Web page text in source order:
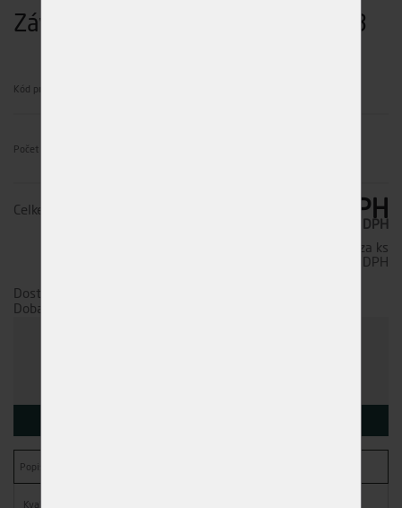
Závitová tyč M12x1000, černá 4.8
Kód produktu
Počet ks
Celkem s DPH
bez DPH
Cena za ks
s DPH
Dostupnost:
Doba dodání:
Kvalitní závitová tyč M12x1000 s třídou pevnosti 4.8.